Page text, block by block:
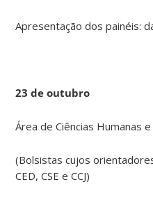
Apresentação dos painéis:
23 de outubro
Área de Ciências Humanas e
(Bolsistas cujos
CED, CSE e CCJ)